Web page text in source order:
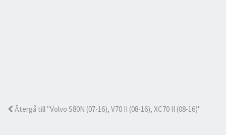
Återgå till "Volvo S80N (07-16), V70 II (08-16), XC70 II (08-16)"